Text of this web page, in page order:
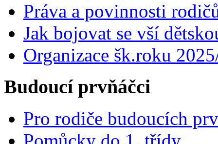
Práva a povinnosti
Jak bojovat se vší
Organizace šk.roku
Budoucí prvňáčci
Pro rodiče budoucích